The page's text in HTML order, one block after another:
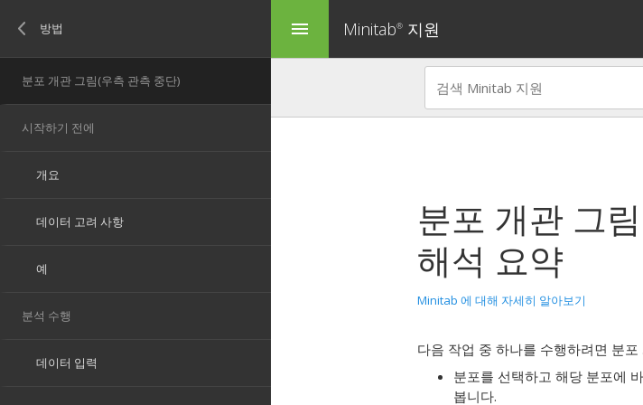
menu Minitab® 지원
분포 개관 그
해석 요약
Minitab 에 대해 자세히 알아보기
다음 작업 중 하나를 수행하려면 분포
분포를 선택하고 해당 분포에
봅니다.